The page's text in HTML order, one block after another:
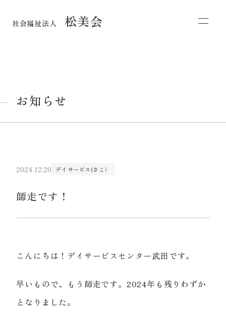
社会福祉法人 松美会
お知らせ
2024.12.20 デイサービス(さこ）
師走です！
こんにちは！デイサービスセンター武田です。
早いもので、もう師走です。2024年も残りわずか
となりました。